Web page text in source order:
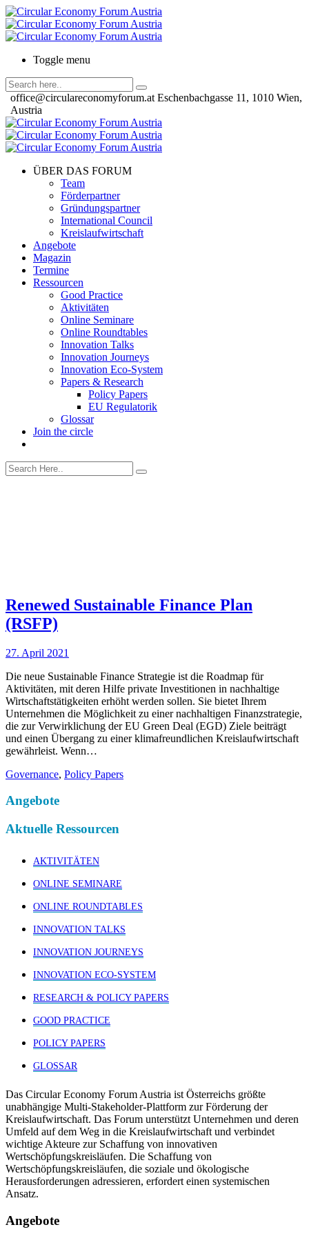
Toggle menu
office@circulareconomyforum.at Eschenbachgasse 11, 1010 Wien,
Austria
ÜBER DAS FORUM
Team
Förderpartner
Gründungspartner
International Council
Kreislaufwirtschaft
Angebote
Magazin
Termine
Ressourcen
Good Practice
Aktivitäten
Online Seminare
Online Roundtables
Innovation Talks
Innovation Journeys
Innovation Eco-System
Papers & Research
Policy Papers
EU Regulatorik
Glossar
Join the circle
Renewed Sustainable Finance Plan
(RSFP)
27. April 2021
Die neue Sustainable Finance Strategie ist die Roadmap für
Aktivitäten, mit deren Hilfe private Investitionen in nachhaltige
Wirtschaftstätigkeiten erhöht werden sollen. Sie bietet Ihrem
Unternehmen die Möglichkeit zu einer nachhaltigen Finanzstrategie,
die zur Verwirklichung der EU Green Deal (EGD) Ziele beiträgt
und einen Übergang zu einer klimafreundlichen Kreislaufwirtschaft
gewährleist. Wenn…
Governance, Policy Papers
Angebote
Aktuelle Ressourcen
AKTIVITÄTEN
ONLINE SEMINARE
ONLINE ROUNDTABLES
INNOVATION TALKS
INNOVATION JOURNEYS
INNOVATION ECO-SYSTEM
RESEARCH & POLICY PAPERS
GOOD PRACTICE
POLICY PAPERS
GLOSSAR
Das Circular Economy Forum Austria ist Österreichs größte
unabhängige Multi-Stakeholder-Plattform zur Förderung der
Kreislaufwirtschaft. Das Forum unterstützt Unternehmen und deren
Umfeld auf dem Weg in die Kreislaufwirtschaft und verbindet
wichtige Akteure zur Schaffung von innovativen
Wertschöpfungskreisläufen. Die Schaffung von
Wertschöpfungskreisläufen, die soziale und ökologische
Herausforderungen adressieren, erfordert einen systemischen
Ansatz.
Angebote